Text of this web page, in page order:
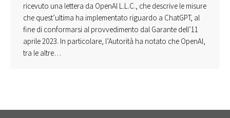
ricevuto una lettera da OpenAI L.L.C., che descrive le misure
che quest’ultima ha implementato riguardo a ChatGPT, al
fine di conformarsi al provvedimento dal Garante dell’11
aprile 2023. In particolare, l’Autorità ha notato che OpenAI,
tra le altre…